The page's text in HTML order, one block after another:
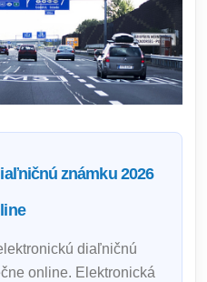
známku 2026
diaľničnú
online. Elektronická